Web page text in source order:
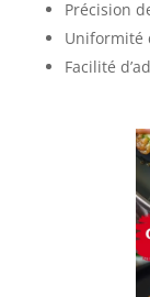
Précision
Uniformité
Facilité